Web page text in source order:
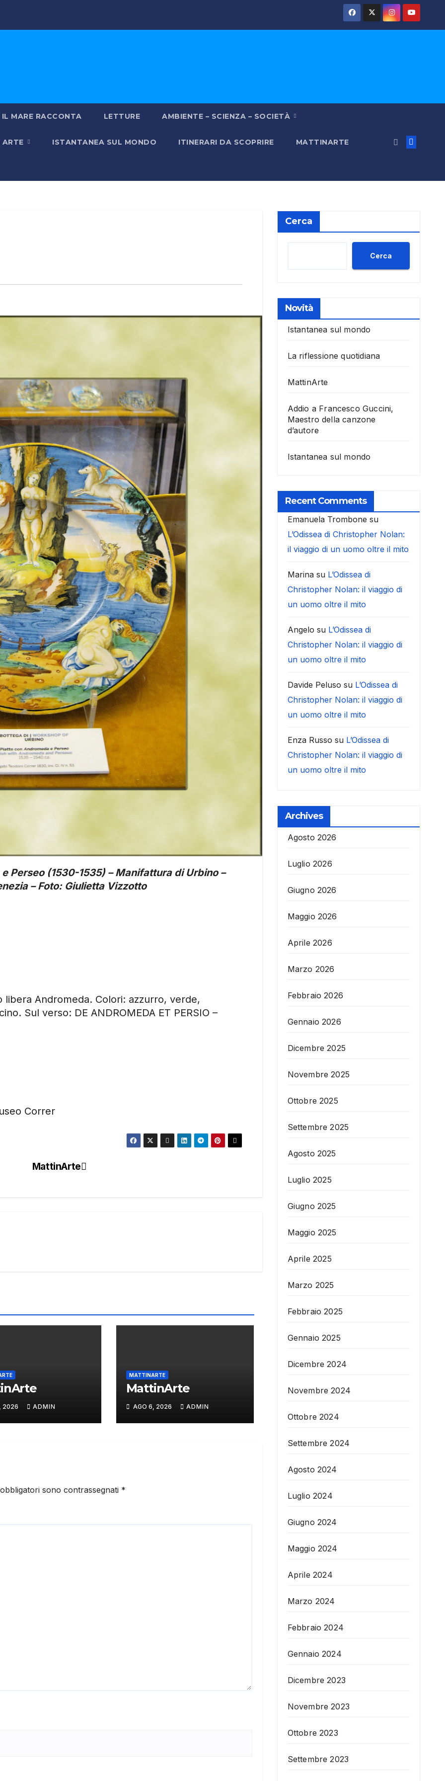
IL MARE RACCONTA LETTURE AMBIENTE – SCIENZA – SOCIETÀ
ISTANTANEA SUL MONDO ITINERARI DA SCOPRIRE MATTINARTE
Perseo (1530-1535) – Manifattura di Urbino –
– Foto: Giulietta Vizzotto
Andromeda. Colori: azzurro, verde,
Sul verso: DE ANDROMEDA ET PERSIO –
Correr
MattinArte
2026 ADMIN
MATTINARTE
MattinArte
AGO 6, 2026 ADMIN
sono contrassegnati *
Cerca
Cerca
Novità
Istantanea sul mondo
La riflessione quotidiana
MattinArte
Addio a Francesco Guccini,
Maestro della canzone
d’autore
Istantanea sul mondo
Recent Comments
Emanuela Trombone su
L’Odissea di Christopher Nolan:
il viaggio di un uomo oltre il mito
Marinasu L’Odissea di
Christopher Nolan: il viaggio di
un uomo oltre il mito
Angelo su L’Odissea di
Christopher Nolan: il viaggio di
un uomo oltre il mito
Davide Peluso su L’Odissea di
Christopher Nolan: il viaggio di
un uomo oltre il mito
Enza Russo su L’Odissea di
Christopher Nolan: il viaggio di
un uomo oltre il mito
Archives
Agosto 2026
Luglio 2026
Giugno 2026
Maggio 2026
Aprile 2026
Marzo 2026
Febbraio 2026
Gennaio 2026
Dicembre 2025
Novembre 2025
Ottobre 2025
Settembre 2025
Agosto 2025
Luglio 2025
Giugno 2025
Maggio 2025
Aprile 2025
Marzo 2025
Febbraio 2025
Gennaio 2025
Dicembre 2024
Novembre 2024
Ottobre 2024
Settembre 2024
Agosto 2024
Luglio 2024
Giugno 2024
Maggio 2024
Aprile 2024
Marzo 2024
Febbraio 2024
Gennaio 2024
Dicembre 2023
Novembre 2023
Ottobre 2023
Settembre 2023